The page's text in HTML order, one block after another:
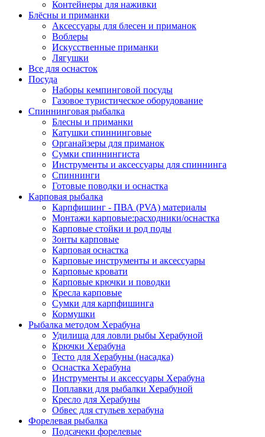
Контейнеры для наживки
Блёсны и приманки
Аксессуары для блесен и приманок
Воблеры
Искусственные приманки
Лягушки
Все для оснасток
Посуда
Наборы кемпинговой посуды
Газовое туристическое оборудование
Спиннинговая рыбалка
Блесны и приманки
Катушки спиннинговые
Органайзеры для приманок
Сумки спиннингиста
Инструменты и аксессуары для спиннинга
Спиннинги
Готовые поводки и оснастка
Карповая рыбалка
Карпфишинг - ПВА (PVA) материалы
Монтажи карповые:расходники/оснастка
Карповые стойки и род поды
Зонты карповые
Карповая оснастка
Карповые инструменты и аксессуары
Карповые кровати
Карповые крючки и поводки
Кресла карповые
Сумки для карпфишинга
Кормушки
Рыбалка методом Херабуна
Удилища для ловли рыбы Херабуной
Крючки Херабуна
Тесто для Херабуны (насадка)
Оснастка Херабуна
Инструменты и аксессуары Херабуна
Поплавки для рыбалки Херабуной
Кресло для Херабуны
Обвес для стульев херабуна
Форелевая рыбалка
Подсачеки форелевые